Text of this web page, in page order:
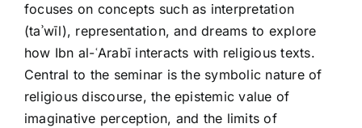
focuses on concepts such as interpretation
(taʾwīl), representation, and dreams to explore
how Ibn al-ʿArabī interacts with religious texts.
Central to the seminar is the symbolic nature of
religious discourse, the epistemic value of
imaginative perception, and the limits of